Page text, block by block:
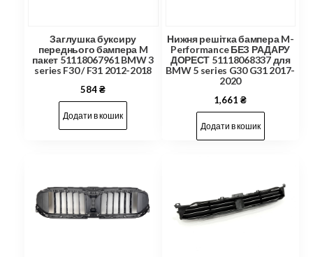
Заглушка буксиру
переднього бампера M
пакет 51118067961 BMW 3
series F30 / F31 2012-2018
584₴
Додати в кошик
Нижня решітка бампера M-
Performance БЕЗ РАДАРУ
ДОРЕСТ 51118068337 для
BMW 5 series G30 G31 2017-
2020
1,661₴
Додати в кошик